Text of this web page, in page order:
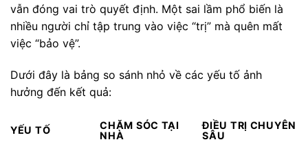
vẫn đóng vai trò quyết định. Một sai lầm phổ biến là
nhiều người chỉ tập trung vào việc “trị” mà quên mất
việc “bảo vệ”.
Dưới đây là bảng so sánh nhỏ về các yếu tố ảnh
hưởng đến kết quả:
YẾU TỐ
CHĂM SÓC TẠI
NHÀ
ĐIỀU TRỊ CHUYÊN
SÂU